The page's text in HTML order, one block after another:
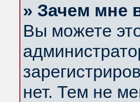
» Зачем мне
Вы можете
нет. Тем не